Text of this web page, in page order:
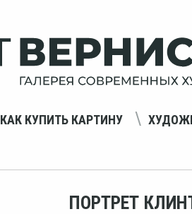
КАК КУПИТЬ КАРТИНУ
ПОРТРЕТ